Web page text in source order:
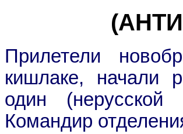
Прилетели
кишлаке, начали
один (нерусской
Командир